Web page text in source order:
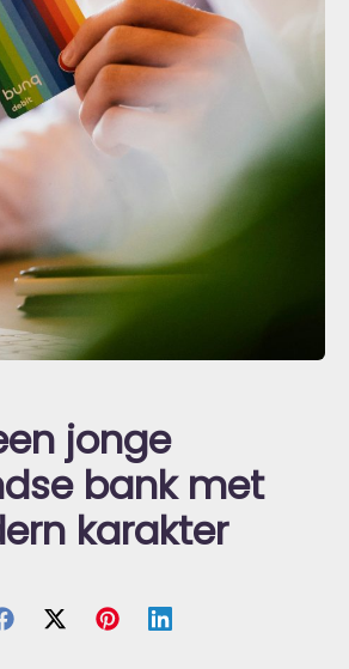
jonge
bank met
karakter